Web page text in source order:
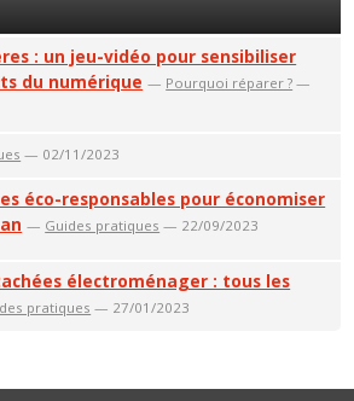
: un jeu-vidéo pour sensibiliser
du numérique — Pourquoi réparer ? —
— 02/11/2023
éco-responsables pour économiser
— Guides pratiques — 22/09/2023
électroménager : tous les
pratiques — 27/01/2023